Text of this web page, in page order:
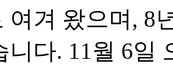
여겨 왔으며, 8
니다. 11월 6일